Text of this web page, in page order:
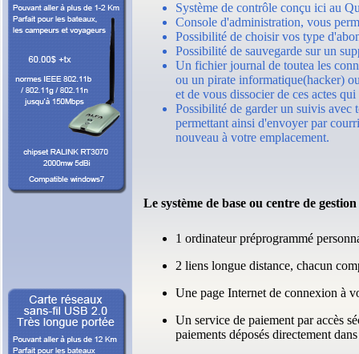
Système de contrôle conçu ici au
Console d'administration, vous
Possibilité de choisir vos type
Possibilité de sauvegarde sur un
Un fichier journal de toutea les
ou un pirate informatique(hacker)
et de vous dissocier de ces actes
Possibilité de garder un suivis avec
permettant ainsi d'envoyer par
nouveau à votre emplacement.
Le système de base ou centre de
1 ordinateur préprogrammé
2 liens longue distance, chacun
Une page Internet de connexion à
Un service de paiement par accès
paiements déposés directement